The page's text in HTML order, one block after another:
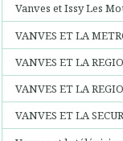
Vanves et Issy Les
VANVES ET LA
VANVES ET LA
VANVES ET LA
VANVES ET LA